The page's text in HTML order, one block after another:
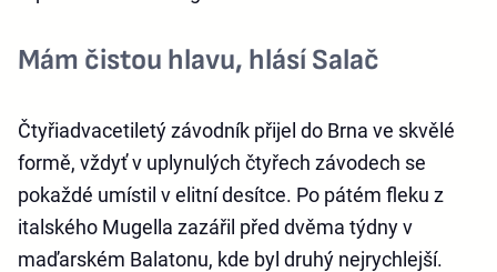
Mám čistou hlavu, hlásí Salač
Čtyřiadvacetiletý závodník přijel do Brna ve skvělé
formě, vždyť v uplynulých čtyřech závodech se
pokaždé umístil v elitní desítce. Po pátém fleku z
italského Mugella zazářil před dvěma týdny v
maďarském Balatonu, kde byl druhý nejrychlejší.